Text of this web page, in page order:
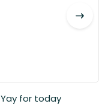
Yay for today